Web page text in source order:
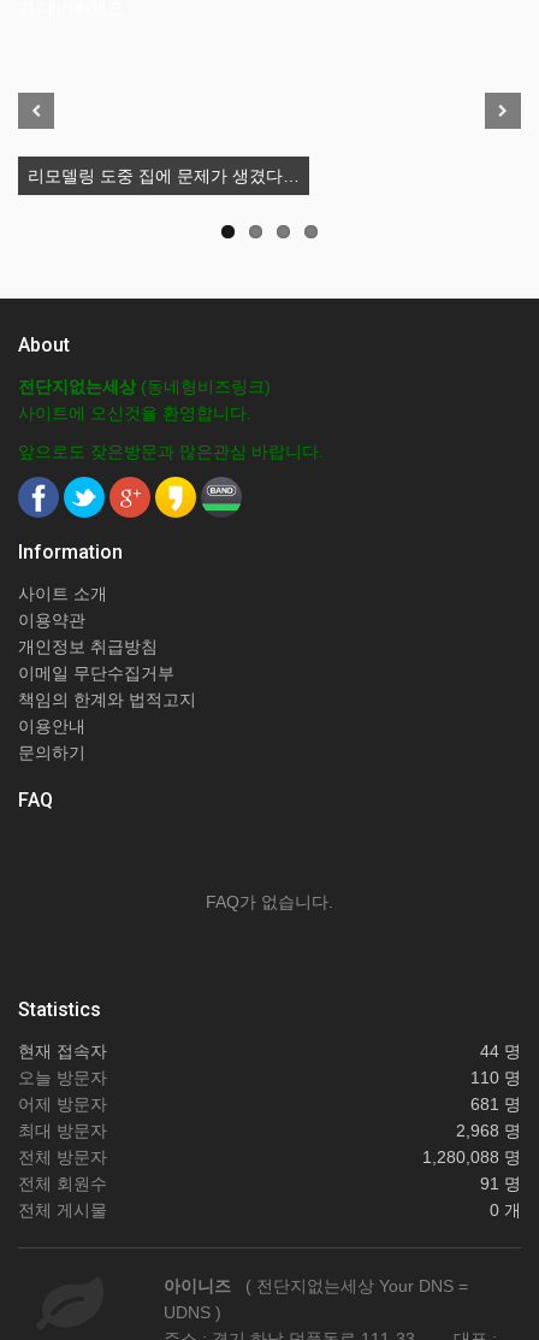
리모델링 도중 집에 문제가 생겼다…
About
전단지없는세상 (동네형비즈링크)
사이트에 오신것을 환영합니다.
앞으로도 잦은방문과 많은관심 바랍니다.
Information
사이트 소개
이용약관
개인정보 취급방침
이메일 무단수집거부
책임의 한계와 법적고지
이용안내
문의하기
FAQ
FAQ가 없습니다.
Statistics
현재 접속자
44 명
오늘 방문자
110 명
어제 방문자
681 명
최대 방문자
2,968 명
전체 방문자
1,280,088 명
전체 회원수
91 명
전체 게시물
0 개
아이니즈 ( 전단지없는세상 Your DNS =
UDNS )